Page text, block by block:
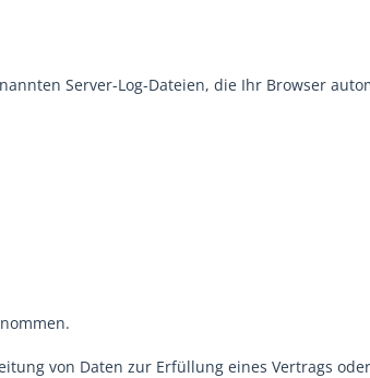
Server-Log-Dateien, die Ihr Browser
von Daten zur Erfüllung eines Vertrags